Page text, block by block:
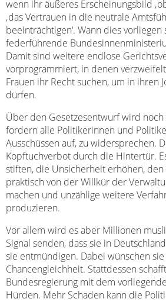
wenn ihr äußeres Erscheinungsbild
‚das Vertrauen in die neutrale
beeinträchtigen‘. Wann dies vorliegen
federführende
Damit sind weitere endlose
vorprogrammiert, in denen
Frauen ihr Recht suchen, um in ihren
dürfen.
Über den Gesetzesentwurf wird
fordern alle Politikerinnen und
Ausschüssen auf, zu widersprechen.
Kopftuchverbot durch die Hintertür.
stiften, die Unsicherheit erhöhen,
praktisch von der Willkür der
machen und unzählige weitere
produzieren.
Vor allem wird es aber Millionen
Signal senden, dass sie in
sie entmündigen. Dabei wünschen sie
Chancengleichheit. Stattdessen
Bundesregierung mit dem
Hürden. Mehr Schaden kann die